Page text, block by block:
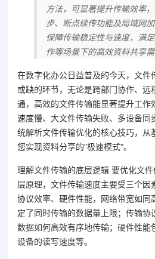
方法，可显著提升传输效率
步、断点续传功能及局域网
保障传输稳定性与速度，满
作等场景下的高效资料共享需
在数字化办公日益普及的今天，文件
或缺的环节，无论是跨部门协作、远
通，高效的文件传输能显著提升工作
速度慢、大文件传输失败、多设备同
统解析文件传输优化的核心技巧，从
您实现资料分享的"极速模式"。
理解文件传输的底层逻辑 要优化文
层原理，文件传输速度主要受三个因
协议效率、硬件性能，网络带宽如同
定了同时传输的数据量上限；传输协
数据如何高效有序地传输；硬件性能
设备的读写速度等。